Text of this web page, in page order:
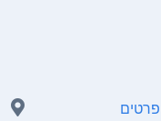
פרטים